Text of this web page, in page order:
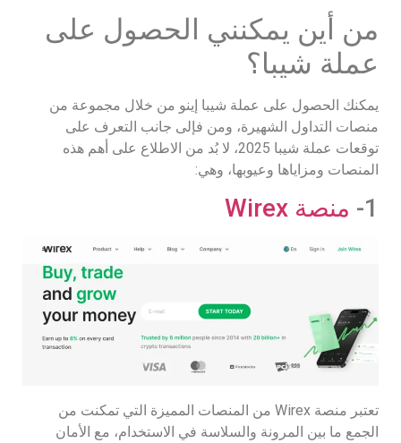
من أين يمكنني الحصول على
عملة شيبا؟
يمكنك الحصول على عملة شيبا إينو من خلال مجموعة من
منصات التداول الشهيرة، ومن فإلى جانب التعرف على
توقعات عملة شيبا 2025، لا بُد من الاطلاع على أهم هذه
المنصات ومزاياها وعيوبها، وهي:
1- منصة Wirex
تعتبر منصة Wirex من المنصات المميزة التي تمكنت من
الجمع ما بين المرونة والسلاسة في الاستخدام، مع الأمان